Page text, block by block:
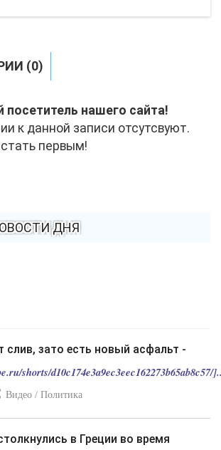
(0)
нашего сайта!
к данной записи отсутсвуют.
первым!
ДНЯ
слив, зато есть новый асфальт -
shorts/d10c174e3a9ec3eec162273b65ab8c57/
Видео / Политика
в Греции во время